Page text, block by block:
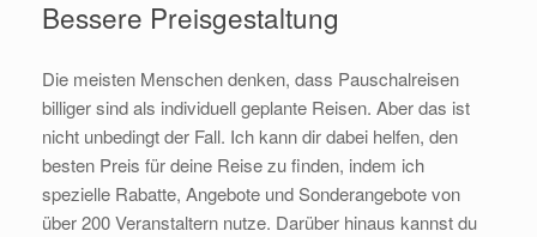
Bessere Preisgestaltung
Die meisten Menschen denken, dass Pauschalreisen
billiger sind als individuell geplante Reisen. Aber das ist
nicht unbedingt der Fall. Ich kann dir dabei helfen, den
besten Preis für deine Reise zu finden, indem ich
spezielle Rabatte, Angebote und Sonderangebote von
über 200 Veranstaltern nutze. Darüber hinaus kannst du